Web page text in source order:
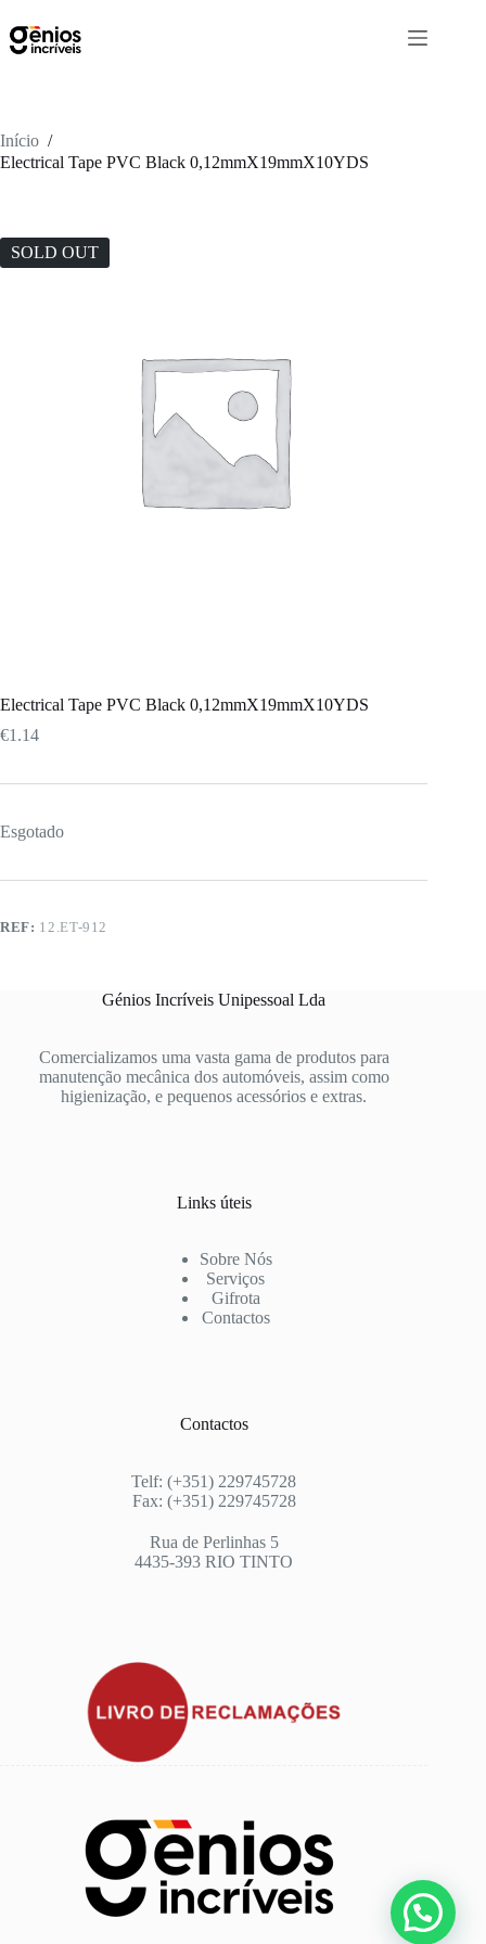
Início /
Electrical Tape PVC Black 0,12mmX19mmX10YDS
SOLD OUT
Electrical Tape PVC Black 0,12mmX19mmX10YDS
€1.14
Esgotado
REF: 12.ET-912
Génios Incríveis Unipessoal Lda
Comercializamos uma vasta gama de produtos para
manutenção mecânica dos automóveis, assim como
higienização, e pequenos acessórios e extras.
Links úteis
Sobre Nós
Serviços
Gifrota
Contactos
Contactos
Telf: (+351) 229745728
Fax: (+351) 229745728
Rua de Perlinhas 5
4435-393 RIO TINTO